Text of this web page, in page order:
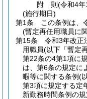
附 則(令和4
(施行期日)
第1条
この条例は、
(暫定再任用職員に
第15条
令和3年改正
用職員(以下「暫定
第22条の4第1項に
は、第6条の規定に
暇等に関する条例(
第3項に規定する定
新勤務時間条例の規